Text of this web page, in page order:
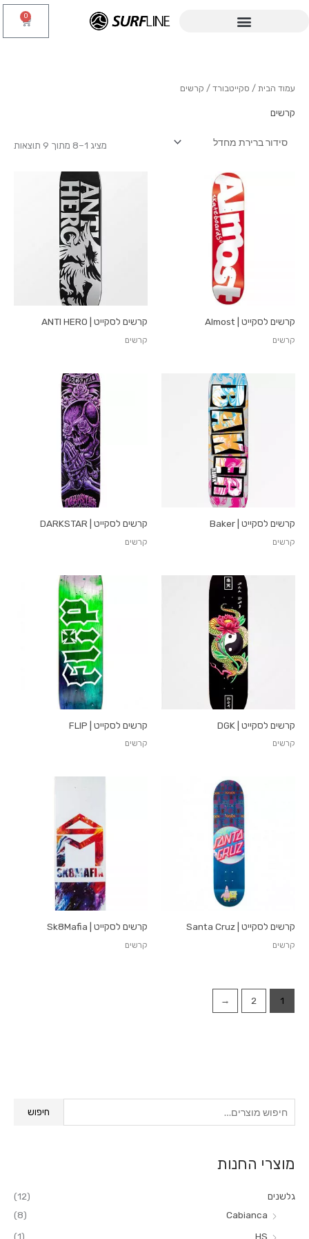
0
עגלת
קניות
י
ע
חיפוש
מוצרי החנות
גלשנים
(12)
Cabianca
(8)
HS
(1)
עמוד הבית / סקייטבורד / קרשים
קרשים
מציג 1–8 מתוך 9 תוצאות
קרשים לסקייט | Almost
קרשים
קרשים לסקייט | ANTI HERO
קרשים
קרשים לסקייט | Baker
קרשים
קרשים לסקייט | DARKSTAR
קרשים
קרשים לסקייט | DGK
קרשים
קרשים לסקייט | FLIP
קרשים
קרשים לסקייט | Santa Cruz
קרשים
קרשים לסקייט | Sk8Mafia
קרשים
1
2
←